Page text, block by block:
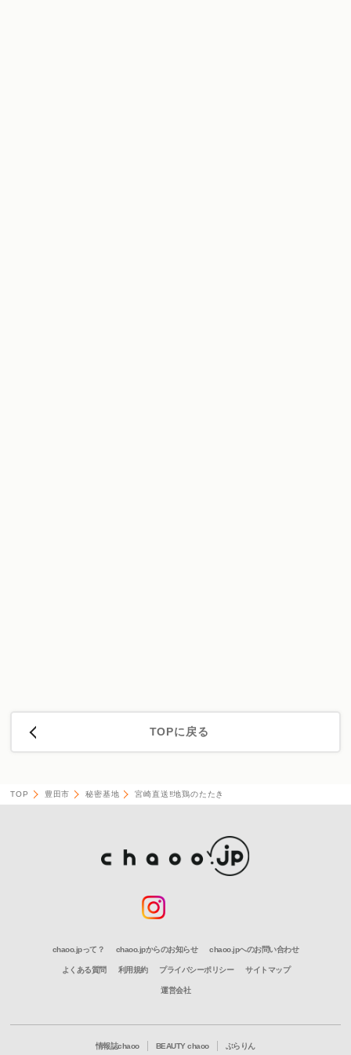
TOPに戻る
TOP 豊田市 秘密基地 宮崎直送‼地鶏のたたき
chaoo.jpって？ chaoo.jpからのお知らせ chaoo.jpへのお問い合わせ
よくある質問 利用規約 プライバシーポリシー サイトマップ
運営会社
情報誌chaoo BEAUTY chaoo ぶらりん